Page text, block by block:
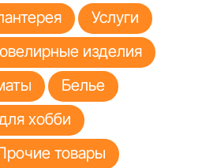
Услуги
изделия
Белье
хобби
товары